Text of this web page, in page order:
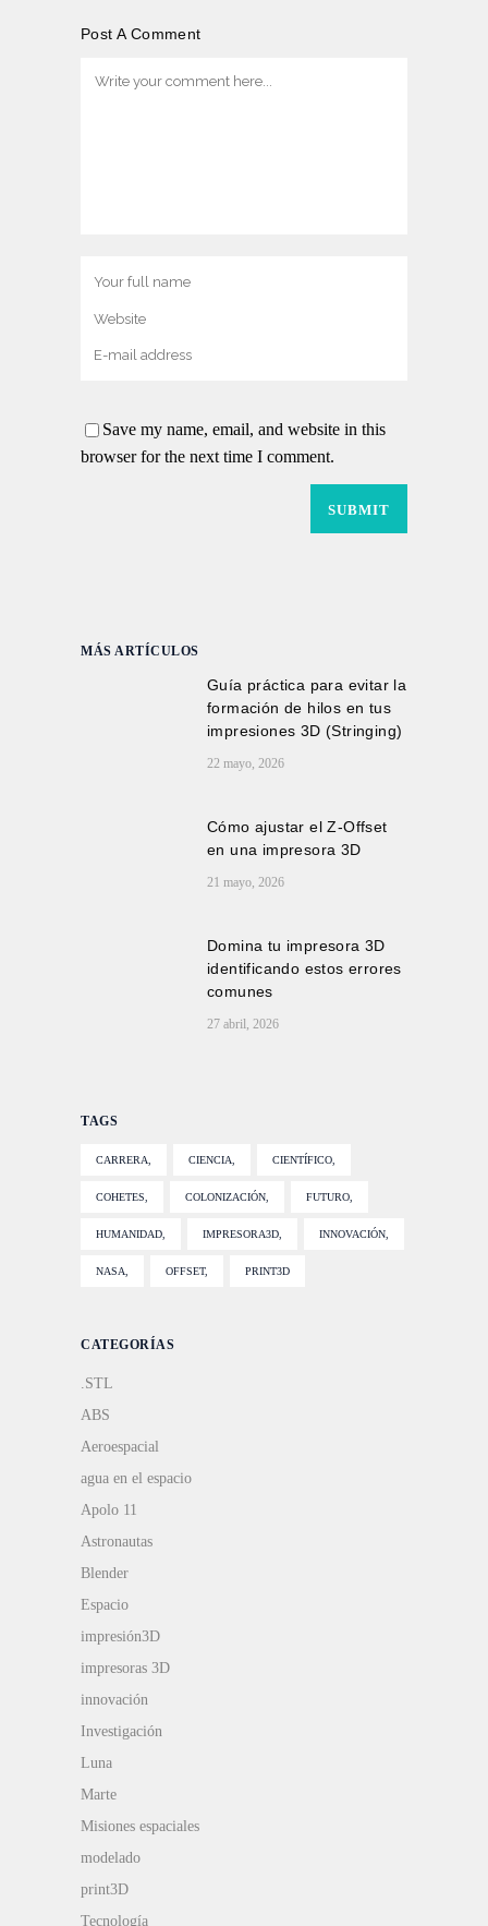
Post A Comment
Save my name, email, and website in this
browser for the next time I comment.
MÁS ARTÍCULOS
Guía práctica para evitar la
formación de hilos en tus
impresiones 3D (Stringing)
22 mayo, 2026
Cómo ajustar el Z-Offset
en una impresora 3D
21 mayo, 2026
Domina tu impresora 3D
identificando estos errores
comunes
27 abril, 2026
TAGS
CARRERA CIENCIA CIENTÍFICO
COHETES COLONIZACIÓN FUTURO
HUMANIDAD IMPRESORA3D INNOVACIÓN
NASA OFFSET PRINT3D
CATEGORÍAS
.STL
ABS
Aeroespacial
agua en el espacio
Apolo 11
Astronautas
Blender
Espacio
impresión3D
impresoras 3D
innovación
Investigación
Luna
Marte
Misiones espaciales
modelado
print3D
Tecnología